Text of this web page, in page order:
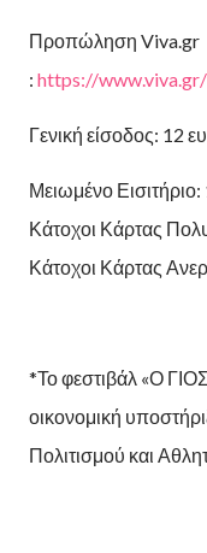
Προπώληση Viva.gr
: https://
Γενική είσοδος: 12
Μειωμένο
Κάτοχοι Κάρτας
Κάτοχοι Κάρτας
*Το φεστιβάλ «Ο
οικονομική
Πολιτισμού και